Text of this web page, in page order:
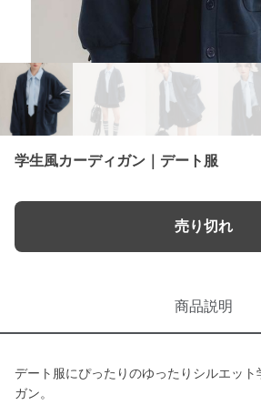
学生風カーディガン｜デート服
売り切れ
商品説明
デート服にぴったりのゆったりシルエット
ガン。